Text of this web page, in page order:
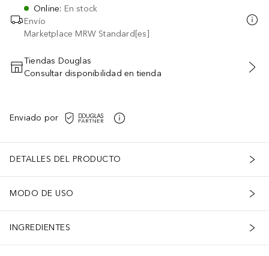
Online: En stock
Envío
Marketplace MRW Standard[es]
AÑADIR AL CARRITO
Tiendas Douglas
Consultar disponibilidad en tienda
Enviado por
DETALLES DEL PRODUCTO
MODO DE USO
INGREDIENTES